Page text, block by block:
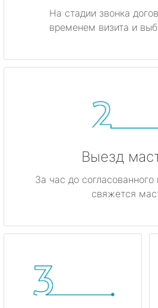
На стадии звонка
временем визита и
Выезд
За час до
свяжется